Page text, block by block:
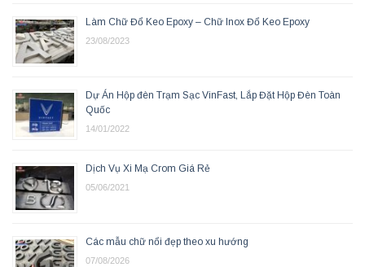
Làm Chữ Đổ Keo Epoxy – Chữ Inox Đổ Keo Epoxy
23/08/2023
Dự Án Hộp đèn Trạm Sạc VinFast, Lắp Đặt Hộp Đèn Toàn
Quốc
14/01/2022
Dịch Vụ Xi Mạ Crom Giá Rẻ
05/06/2021
Các mẫu chữ nổi đẹp theo xu hướng
07/08/2026